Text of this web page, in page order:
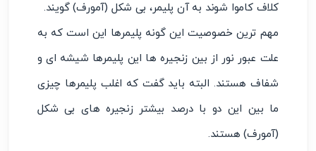
کلاف کاموا شوند به آن پلیمر، بی شکل (آمورف) گویند.
مهم ترین خصوصیت این گونه پلیمرها این است که به
علت عبور نور از بین زنجیره ها این پلیمرها شیشه ای و
شفاف هستند. البته باید گفت که اغلب پلیمرها چیزی
ما بین این دو با درصد بیشتر زنجیره های بی شکل
(آمورف) هستند.